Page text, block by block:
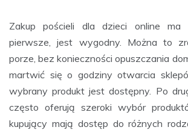
Zakup pościeli dla dzieci online
pierwsze, jest wygodny. Można to
porze, bez konieczności opuszczania
martwić się o godziny otwarcia
wybrany produkt jest dostępny. Po
często oferują szeroki wybór
kupujący mają dostęp do różnych